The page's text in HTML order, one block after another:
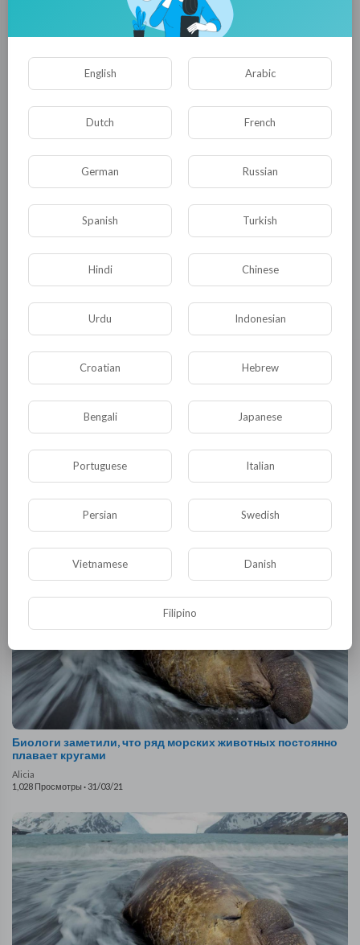
отчеты по работе с жалобами
Биологи заметили, что ряд морских животных постоянно
плавает кругами
Alicia
·31/03/21
Биологи заметили, что ряд морских животных постоянно
плавает кругами
Alicia
1,028 Просмотры · 31/03/21
English Arabic
Dutch French
German Russian
Spanish Turkish
Hindi Chinese
Urdu Indonesian
Croatian Hebrew
Bengali Japanese
Portuguese Italian
Persian Swedish
Vietnamese Danish
Filipino